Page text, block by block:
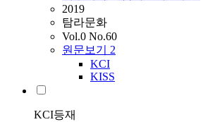
2019
탐라문화
Vol.0 No.60
원문보기 2
KCI
KISS
KCI등재